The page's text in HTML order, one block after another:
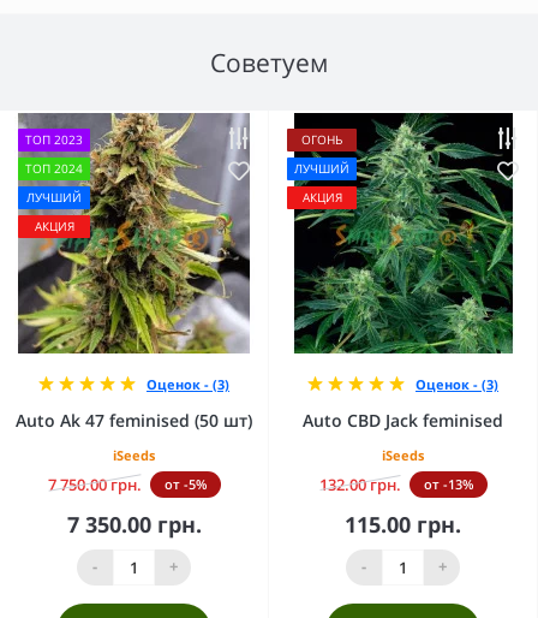
Советуем
ТОП 2023
ТОП 2024
ЛУЧШИЙ
АКЦИЯ
Оценок - (3)
Auto Ak 47 feminised (50 шт)
iSeeds
7 750.00 грн. от -5%
7 350.00 грн.
- +
ОГОНЬ
ЛУЧШИЙ
АКЦИЯ
Оценок - (3)
Auto CBD Jack feminised
iSeeds
132.00 грн. от -13%
115.00 грн.
- +